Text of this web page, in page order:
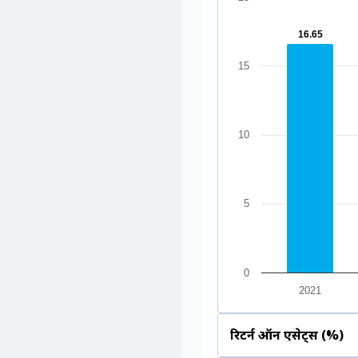
16.65
16.65
2021
0
5
10
15
रिटर्न ऑन एसेट्स (%)